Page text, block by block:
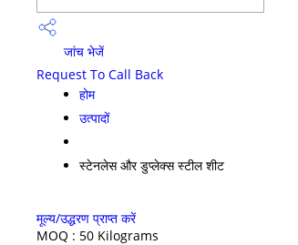
जांच भेजें
Request To Call Back
होम
उत्पादों
स्टेनलेस और डुप्लेक्स स्टील शीट
मूल्य/उद्धरण प्राप्त करें
MOQ : 50 Kilograms